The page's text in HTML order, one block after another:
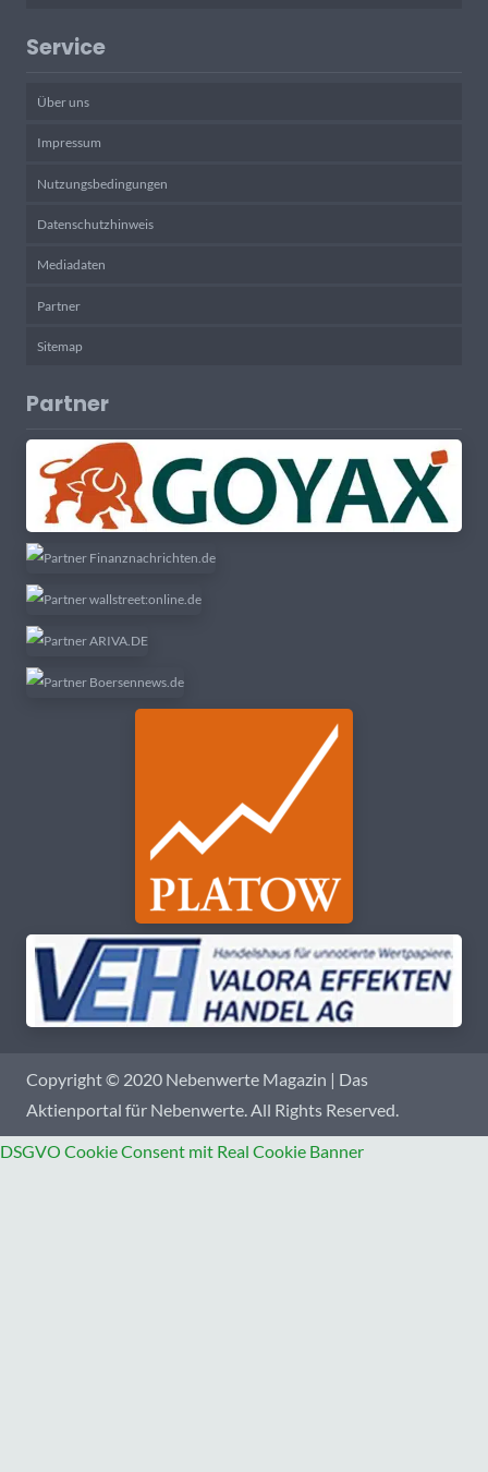
Service
Über uns
Impressum
Nutzungsbedingungen
Datenschutzhinweis
Mediadaten
Partner
Sitemap
Partner
Copyright © 2020 Nebenwerte Magazin | Das
Aktienportal für Nebenwerte. All Rights Reserved.
DSGVO Cookie Consent mit Real Cookie Banner